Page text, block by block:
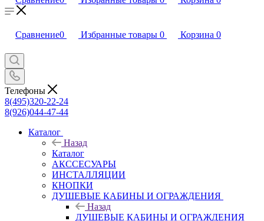
Сравнение0 Избранные товары 0 Корзина 0
Телефоны
8(495)320-22-24
8(926)044-47-44
Каталог
Назад
Каталог
АКССЕСУАРЫ
ИНСТАЛЛЯЦИИ
КНОПКИ
ДУШЕВЫЕ КАБИНЫ И ОГРАЖДЕНИЯ
Назад
ДУШЕВЫЕ КАБИНЫ И ОГРАЖДЕНИЯ